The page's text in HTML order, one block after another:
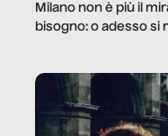
Milano non è più il
bisogno: o adesso si